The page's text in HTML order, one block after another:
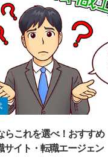
らこれを選べ！おすすめ
サイト・転職エージェン